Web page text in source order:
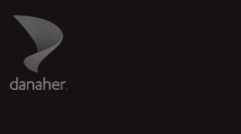
Danaher Logo